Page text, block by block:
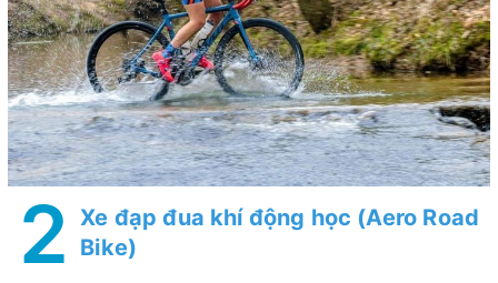
2
Xe đạp đua khí động học (Aero Road
Bike)